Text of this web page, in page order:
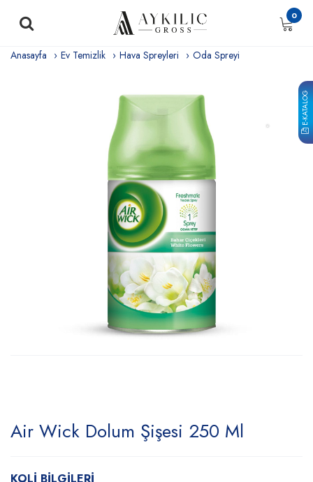
E-KATALOG
0
Anasayfa Ev Temizlik Hava Spreyleri Oda Spreyi
Air Wick Dolum Şişesi 250 Ml